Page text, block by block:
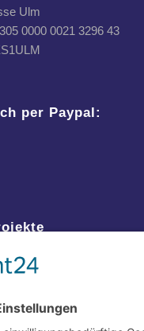
Ulm
0000 0021 3296 43
per Paypal: